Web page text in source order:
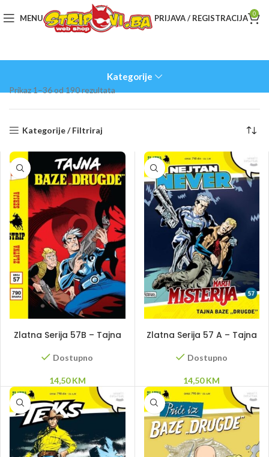
MENU PRIJAVA / REGISTRACIJA 0
Kategorije
Prikaz 1–36 od 190 rezultata
Kategorije / Filtriraj
Zlatna Serija 57B – Tajna
baze „Drugde”
Dostupno
14,50KM
Zlatna Serija 57 A – Tajna
baze „Drugde”
Dostupno
14,50KM